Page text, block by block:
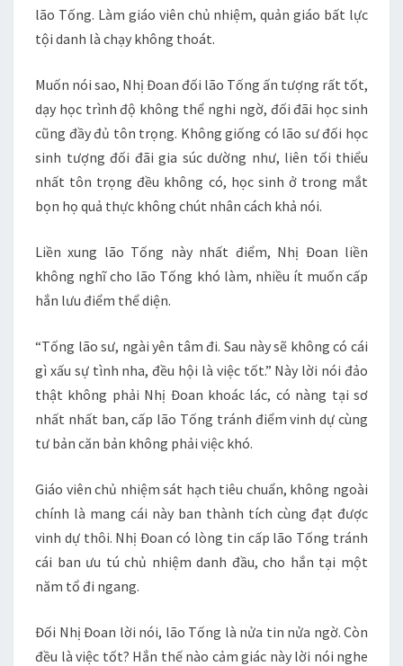
lão Tống. Làm giáo viên chủ nhiệm, quản giáo bất lực
tội danh là chạy không thoát.
Muốn nói sao, Nhị Đoan đối lão Tống ấn tượng rất tốt,
dạy học trình độ không thể nghi ngờ, đối đãi học sinh
cũng đầy đủ tôn trọng. Không giống có lão sư đối học
sinh tượng đối đãi gia súc dường như, liên tối thiểu
nhất tôn trọng đều không có, học sinh ở trong mắt
bọn họ quả thực không chút nhân cách khả nói.
Liền xung lão Tống này nhất điểm, Nhị Đoan liền
không nghĩ cho lão Tống khó làm, nhiều ít muốn cấp
hắn lưu điểm thể diện.
“Tống lão sư, ngài yên tâm đi. Sau này sẽ không có cái
gì xấu sự tình nha, đều hội là việc tốt.” Này lời nói đảo
thật không phải Nhị Đoan khoác lác, có nàng tại sơ
nhất nhất ban, cấp lão Tống tránh điểm vinh dự cùng
tư bản căn bản không phải việc khó.
Giáo viên chủ nhiệm sát hạch tiêu chuẩn, không ngoài
chính là mang cái này ban thành tích cùng đạt được
vinh dự thôi. Nhị Đoan có lòng tin cấp lão Tống tránh
cái ban ưu tú chủ nhiệm danh đầu, cho hắn tại một
năm tổ đi ngang.
Đối Nhị Đoan lời nói, lão Tống là nửa tin nửa ngờ. Còn
đều là việc tốt? Hắn thế nào cảm giác này lời nói nghe